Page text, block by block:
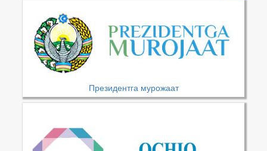
Президентга мурожаат